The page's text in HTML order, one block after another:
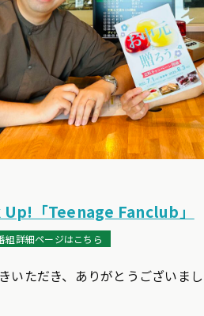
「Teenage Fanclub」
組詳細ページはこちら
いただき、ありがとうございまし